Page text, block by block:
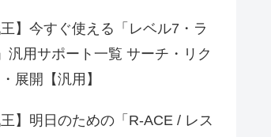
王】今すぐ使える「レベル7・ラ
汎用サポート一覧 サーチ・リク
展開【汎用】
王】明日のための「R-ACE / レス